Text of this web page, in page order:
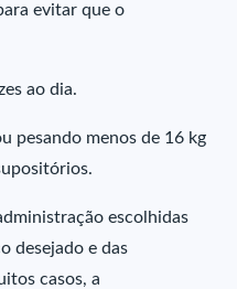
evitar que o
ao dia.
pesando menos de 16 kg
escolhidas
desejado e das
casos, a